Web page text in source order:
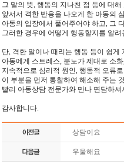
그 말의 뜻, 행동의 지나친 점 등에 대
앞서서 격한 반응을 나오게 한 아동의
아동의 입장에서 풀어주어야 하고, 그
그러한 경우에 어떻게 행동할지를 알려
단, 격한 말이나 때리는 행동 등이 쉽게
아동에게 스트레스, 분노가 제대로 소
지속적으로 심리적 원인, 행동적 오류
이 부분을 먼저 통찰하여 해소해 주는
빨리 아동상담 전문가와 만나 면담하
감사합니다.
상담이요
우울해요